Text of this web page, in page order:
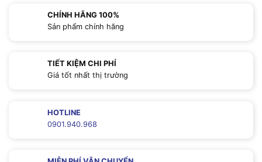
CHÍNH HÃNG 100%
Sản phẩm chính hãng
TIẾT KIỆM CHI PHÍ
Giá tốt nhất thị trường
HOTLINE
0901.940.968